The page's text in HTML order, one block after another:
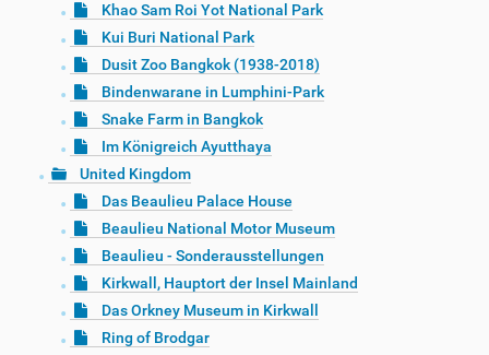
Khao Sam Roi Yot National Park
Kui Buri National Park
Dusit Zoo Bangkok (1938-2018)
Bindenwarane in Lumphini-Park
Snake Farm in Bangkok
Im Königreich Ayutthaya
United Kingdom
Das Beaulieu Palace House
Beaulieu National Motor Museum
Beaulieu - Sonderausstellungen
Kirkwall, Hauptort der Insel Mainland
Das Orkney Museum in Kirkwall
Ring of Brodgar